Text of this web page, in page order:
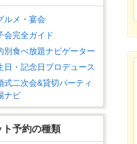
ルメ・宴会
会完全ガイド
別食べ放題ナビゲーター
日・記念日プロデュース
式二次会&貸切パーティ
ナビ
ト予約の種類